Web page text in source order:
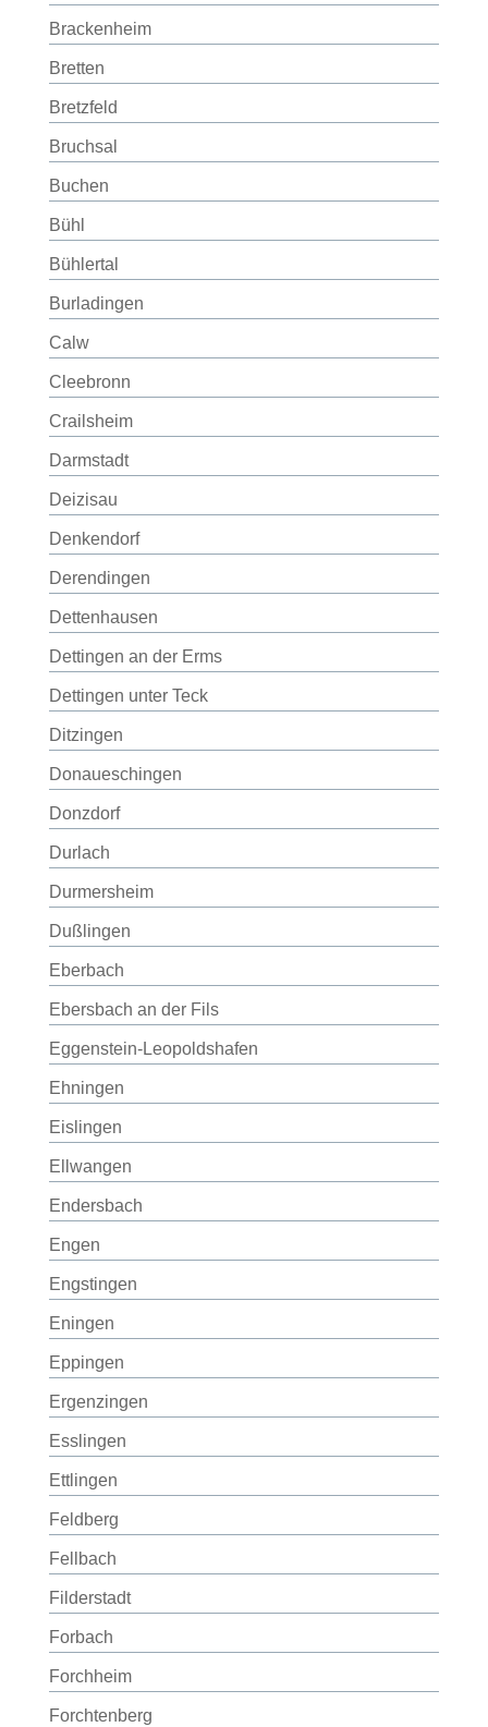
Brackenheim
Bretten
Bretzfeld
Bruchsal
Buchen
Bühl
Bühlertal
Burladingen
Calw
Cleebronn
Crailsheim
Darmstadt
Deizisau
Denkendorf
Derendingen
Dettenhausen
Dettingen an der Erms
Dettingen unter Teck
Ditzingen
Donaueschingen
Donzdorf
Durlach
Durmersheim
Dußlingen
Eberbach
Ebersbach an der Fils
Eggenstein-Leopoldshafen
Ehningen
Eislingen
Ellwangen
Endersbach
Engen
Engstingen
Eningen
Eppingen
Ergenzingen
Esslingen
Ettlingen
Feldberg
Fellbach
Filderstadt
Forbach
Forchheim
Forchtenberg